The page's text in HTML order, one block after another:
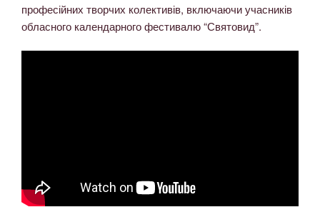
професійних творчих колективів, включаючи учасників
обласного календарного фестивалю “Святовид”.